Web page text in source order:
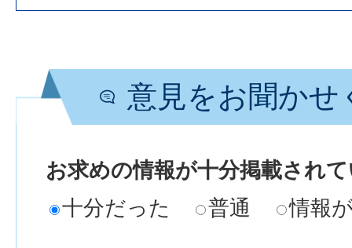
意見をお聞かせ
お求めの情報が十分掲載され
十分だった
普通 情報